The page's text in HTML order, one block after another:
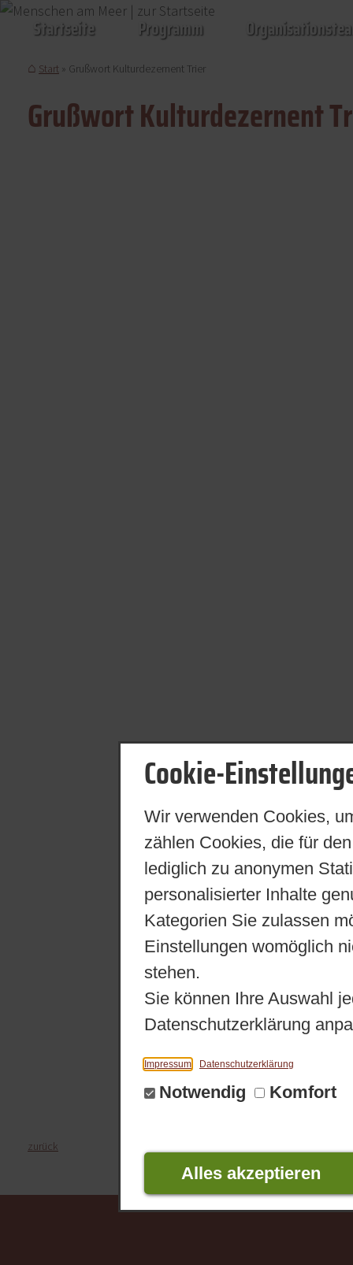
Cookie-
Wir verwenden Cookies,
zählen Cookies, die für
lediglich zu anonymen
personalisierter Inhalte
Kategorien Sie zulassen
Einstellungen womöglich
stehen.
Sie können Ihre Auswahl
Datenschutzerklärung
Impressum Datenschutzerklärung
Notwendig Komfort
Alles akzeptieren
Startseite Programm
Start Grußwort Kulturdezernent Trier
Grußwort Kulturdezernent
zurück